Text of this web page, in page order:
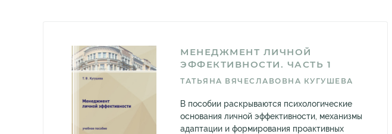
МЕНЕДЖМЕНТ ЛИЧНОЙ
ЭФФЕКТИВНОСТИ. ЧАСТЬ 1
ТАТЬЯНА ВЯЧЕСЛАВОВНА КУГУШЕВА
В пособии раскрываются психологические
основания личной эффективности, механизмы
адаптации и формирования проактивных